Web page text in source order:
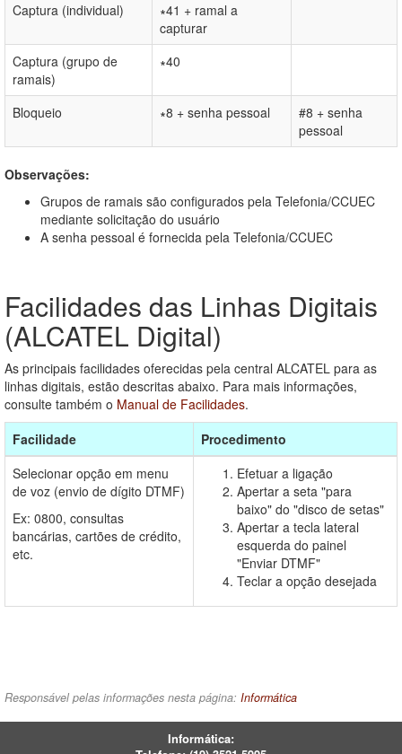
Captura (individual)
∗41 + ramal a
capturar
Captura (grupo de
ramais)
∗40
Bloqueio ∗8 + senha pessoal
#8 + senha
pessoal
Observações:
Grupos de ramais são configurados pela Telefonia/CCUEC
mediante solicitação do usuário
A senha pessoal é fornecida pela Telefonia/CCUEC
Facilidades das Linhas Digitais
(ALCATEL Digital)
As principais facilidades oferecidas pela central ALCATEL para as
linhas digitais, estão descritas abaixo. Para mais informações,
consulte também o Manual de Facilidades.
Facilidade
Procedimento
Selecionar opção em menu
de voz (envio de dígito DTMF)
Ex: 0800, consultas
bancárias, cartões de crédito,
etc.
Efetuar a ligação
Apertar a seta "para
baixo" do "disco de setas"
Apertar a tecla lateral
esquerda do painel
"Enviar DTMF"
Teclar a opção desejada
Responsável pelas informações nesta página: Informática
Informática: